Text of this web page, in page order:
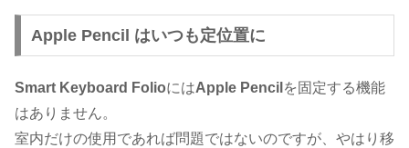
Apple Pencil はいつも定位置に
Smart Keyboard FolioにはApple Pencil を固定する機能
はありません。
室内だけの使用であれば問題ではないのですが、やはり移